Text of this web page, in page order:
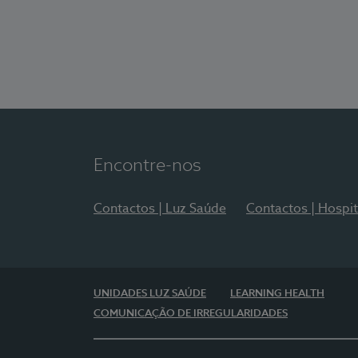
Encontre-nos
Contactos | Luz Saúde Contactos |
UNIDADES LUZ SAÚDE
LEARNING HEALTH
COMUNICAÇÃO DE IRREGULARIDADES